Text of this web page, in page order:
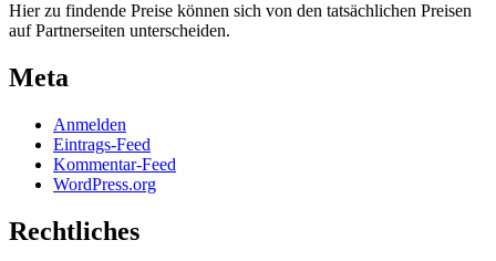
Hier zu findende Preise können sich von den tatsächlichen Preisen
auf Partnerseiten unterscheiden.
Meta
Anmelden
Eintrags-Feed
Kommentar-Feed
WordPress.org
Rechtliches